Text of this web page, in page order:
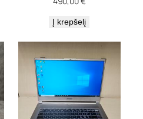
6 GB
Į krepšelį